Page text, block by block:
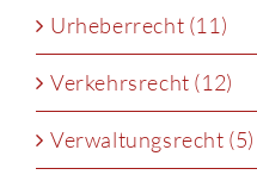
Urheberrecht (11)
Verkehrsrecht (12)
Verwaltungsrecht (5)